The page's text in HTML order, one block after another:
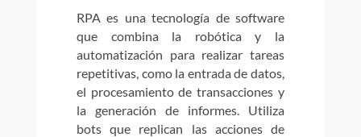
RPA es una tecnología de software
que combina la robótica y la
automatización para realizar tareas
repetitivas, como la entrada de datos,
el procesamiento de transacciones y
la generación de informes. Utiliza
bots que replican las acciones de